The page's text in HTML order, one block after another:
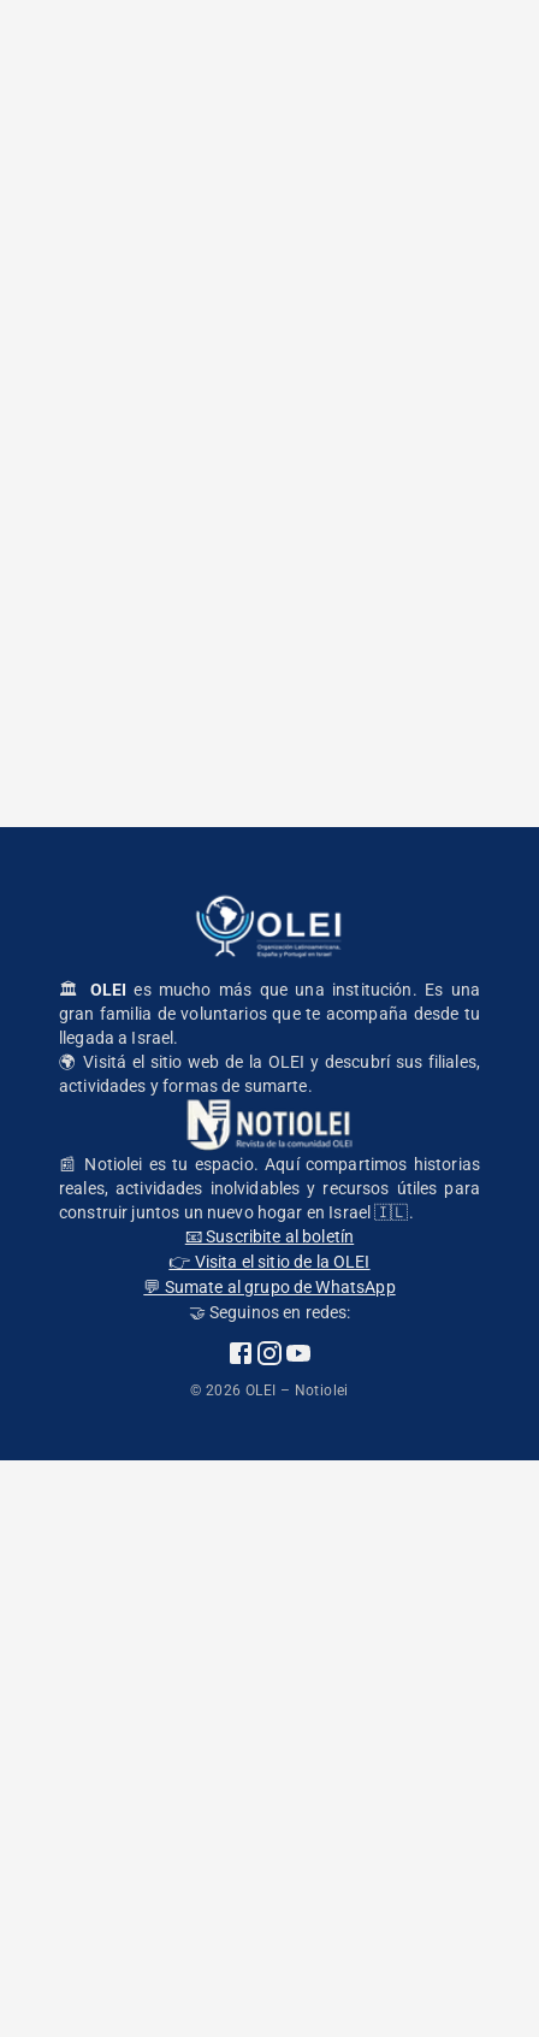
🏛️ OLEI es mucho más que una institución. Es una
gran familia de voluntarios que te acompaña desde tu
llegada a Israel.
🌍 Visitá el sitio web de la OLEI y descubrí sus filiales,
actividades y formas de sumarte.
📰 Notiolei es tu espacio. Aquí compartimos historias
reales, actividades inolvidables y recursos útiles para
construir juntos un nuevo hogar en Israel 🇮🇱.
📧 Suscribite al boletín
👉 Visita el sitio de la OLEI
💬 Sumate al grupo de WhatsApp
🤝 Seguinos en redes:
© 2026 OLEI – Notiolei